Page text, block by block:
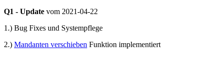
Q1 - Update vom 2021-04-22
1.) Bug Fixes und Systempflege
2.) Mandanten verschieben Funktion implementiert